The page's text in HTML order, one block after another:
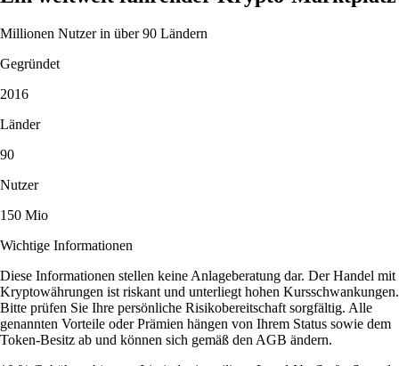
Millionen Nutzer in über 90 Ländern
Gegründet
2016
Länder
90
Nutzer
150 Mio
Wichtige Informationen
Diese Informationen stellen keine Anlageberatung dar. Der Handel mit
Kryptowährungen ist riskant und unterliegt hohen Kursschwankungen.
Bitte prüfen Sie Ihre persönliche Risikobereitschaft sorgfältig. Alle
genannten Vorteile oder Prämien hängen von Ihrem Status sowie dem
Token-Besitz ab und können sich gemäß den AGB ändern.